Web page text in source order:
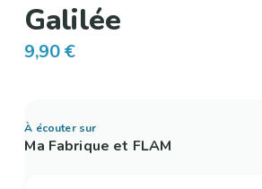
Galilée
9,90 €
À écouter sur
Ma Fabrique et FLAM